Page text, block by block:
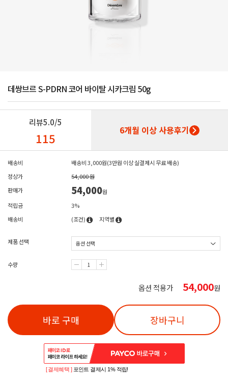
데쌍브르 S-PDRN 코어 바이탈 시카크림 50g
리뷰5.0/5
115 6개월 이상 사용후기
배송비
배송비 3,000원(3만원 이상 실결제시 무료 배송)
정상가
54,000 원
판매가
54,000원
적립금
3%
배송비
(조건) 지역별
제품 선택
수량
옵션 적용가 54,000원
바로 구매 장바구니
[ 결제혜택 ] 포인트 결제시 1% 적립!